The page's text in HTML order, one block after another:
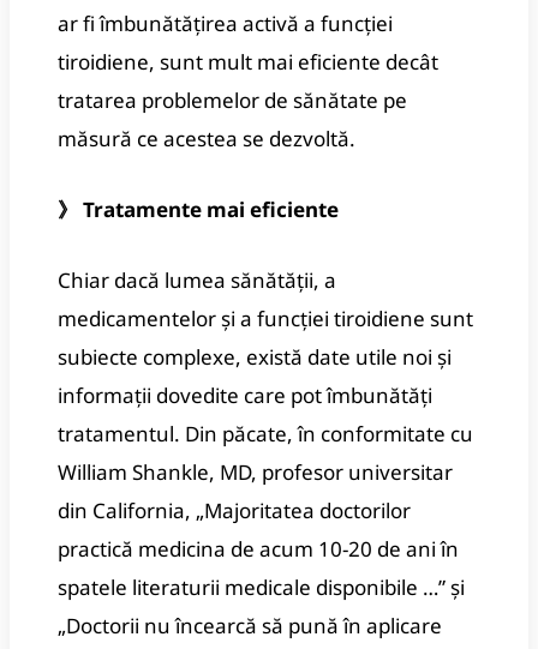
ar fi îmbunătățirea activă a funcției
tiroidiene, sunt mult mai eficiente decât
tratarea problemelor de sănătate pe
măsură ce acestea se dezvoltă.
》 Tratamente mai eficiente
Chiar dacă lumea sănătății, a
medicamentelor și a funcției tiroidiene sunt
subiecte complexe, există date utile noi și
informații dovedite care pot îmbunătăți
tratamentul. Din păcate, în conformitate cu
William Shankle, MD, profesor universitar
din California, „Majoritatea doctorilor
practică medicina de acum 10-20 de ani în
spatele literaturii medicale disponibile …” și
„Doctorii nu încearcă să pună în aplicare